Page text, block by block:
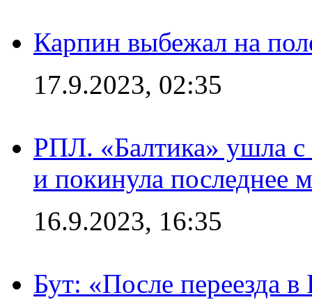
Карпин выбежал на
17.9.2023, 02:35
РПЛ. «Балтика» ушла с
и покинула последнее
16.9.2023, 16:35
Бут: «После переезда